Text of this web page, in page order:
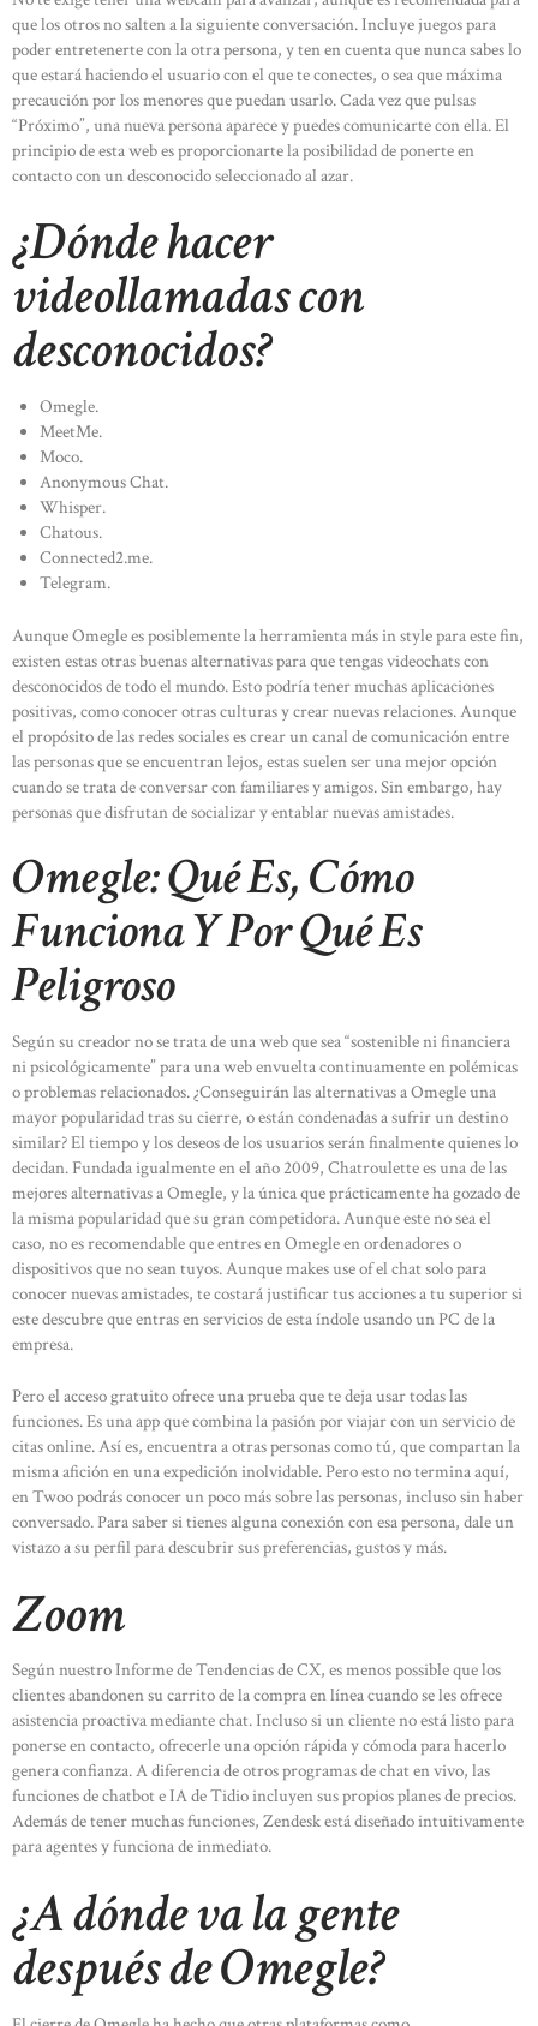
que los otros no salten a la siguiente conversación. Incluye juegos para
poder entretenerte con la otra persona, y ten en cuenta que nunca sabes lo
que estará haciendo el usuario con el que te conectes, o sea que máxima
precaución por los menores que puedan usarlo. Cada vez que pulsas
“Próximo”, una nueva persona aparece y puedes comunicarte con ella. El
principio de esta web es proporcionarte la posibilidad de ponerte en
contacto con un desconocido seleccionado al azar.
¿Dónde hacer
videollamadas con
desconocidos?
Omegle.
MeetMe.
Moco.
Anonymous Chat.
Whisper.
Chatous.
Connected2.me.
Telegram.
Aunque Omegle es posiblemente la herramienta más in style para este fin,
existen estas otras buenas alternativas para que tengas videochats con
desconocidos de todo el mundo. Esto podría tener muchas aplicaciones
positivas, como conocer otras culturas y crear nuevas relaciones. Aunque
el propósito de las redes sociales es crear un canal de comunicación entre
las personas que se encuentran lejos, estas suelen ser una mejor opción
cuando se trata de conversar con familiares y amigos. Sin embargo, hay
personas que disfrutan de socializar y entablar nuevas amistades.
Omegle: Qué Es, Cómo
Funciona Y Por Qué Es
Peligroso
Según su creador no se trata de una web que sea “sostenible ni financiera
ni psicológicamente” para una web envuelta continuamente en polémicas
o problemas relacionados. ¿Conseguirán las alternativas a Omegle una
mayor popularidad tras su cierre, o están condenadas a sufrir un destino
similar? El tiempo y los deseos de los usuarios serán finalmente quienes lo
decidan. Fundada igualmente en el año 2009, Chatroulette es una de las
mejores alternativas a Omegle, y la única que prácticamente ha gozado de
la misma popularidad que su gran competidora. Aunque este no sea el
caso, no es recomendable que entres en Omegle en ordenadores o
dispositivos que no sean tuyos. Aunque makes use of el chat solo para
conocer nuevas amistades, te costará justificar tus acciones a tu superior si
este descubre que entras en servicios de esta índole usando un PC de la
empresa.
Pero el acceso gratuito ofrece una prueba que te deja usar todas las
funciones. Es una app que combina la pasión por viajar con un servicio de
citas online. Así es, encuentra a otras personas como tú, que compartan la
misma afición en una expedición inolvidable. Pero esto no termina aquí,
en Twoo podrás conocer un poco más sobre las personas, incluso sin haber
conversado. Para saber si tienes alguna conexión con esa persona, dale un
vistazo a su perfil para descubrir sus preferencias, gustos y más.
Zoom
Según nuestro Informe de Tendencias de CX, es menos possible que los
clientes abandonen su carrito de la compra en línea cuando se les ofrece
asistencia proactiva mediante chat. Incluso si un cliente no está listo para
ponerse en contacto, ofrecerle una opción rápida y cómoda para hacerlo
genera confianza. A diferencia de otros programas de chat en vivo, las
funciones de chatbot e IA de Tidio incluyen sus propios planes de precios.
Además de tener muchas funciones, Zendesk está diseñado intuitivamente
para agentes y funciona de inmediato.
¿A dónde va la gente
después de Omegle?